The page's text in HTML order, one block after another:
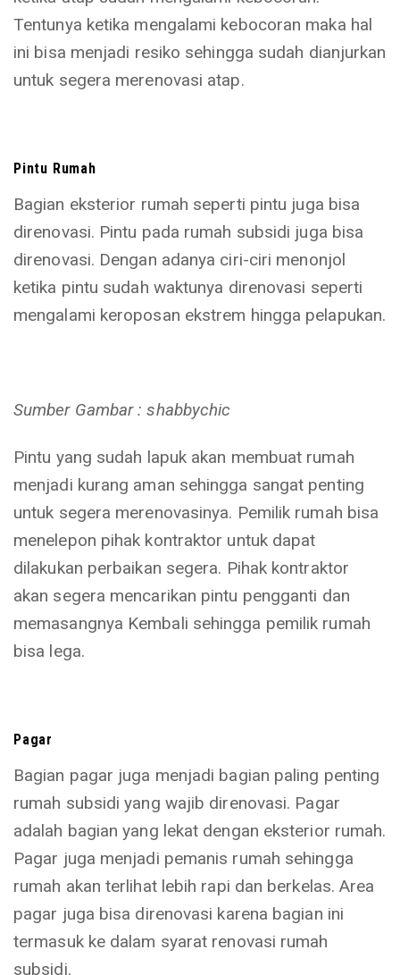
Tentunya ketika mengalami kebocoran maka hal
ini bisa menjadi resiko sehingga sudah dianjurkan
untuk segera merenovasi atap.
Pintu Rumah
Bagian eksterior rumah seperti pintu juga bisa
direnovasi. Pintu pada rumah subsidi juga bisa
direnovasi. Dengan adanya ciri-ciri menonjol
ketika pintu sudah waktunya direnovasi seperti
mengalami keroposan ekstrem hingga pelapukan.
Sumber Gambar : shabbychic
Pintu yang sudah lapuk akan membuat rumah
menjadi kurang aman sehingga sangat penting
untuk segera merenovasinya. Pemilik rumah bisa
menelepon pihak kontraktor untuk dapat
dilakukan perbaikan segera. Pihak kontraktor
akan segera mencarikan pintu pengganti dan
memasangnya Kembali sehingga pemilik rumah
bisa lega.
Pagar
Bagian pagar juga menjadi bagian paling penting
rumah subsidi yang wajib direnovasi. Pagar
adalah bagian yang lekat dengan eksterior rumah.
Pagar juga menjadi pemanis rumah sehingga
rumah akan terlihat lebih rapi dan berkelas. Area
pagar juga bisa direnovasi karena bagian ini
termasuk ke dalam syarat renovasi rumah
subsidi.